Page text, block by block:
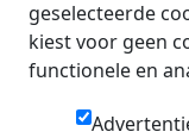
geselecteerde
kiest voor geen
functionele en